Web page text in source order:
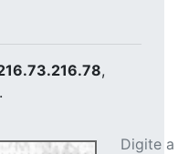
,
Digite